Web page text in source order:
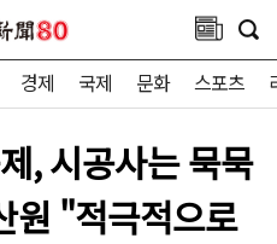
경제 국제 문화 스포츠
, 시공사는 묵묵
"적극적으로